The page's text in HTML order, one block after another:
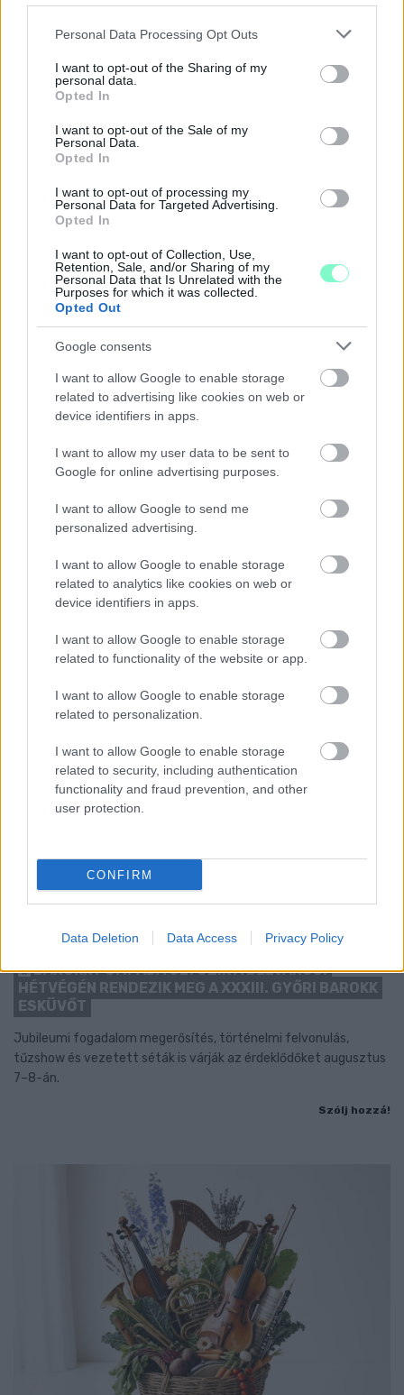
Please note that this website/app uses one or more Google
not limited to your visit or usage behaviour. You may click to
grant or deny consent to Google and its third-party tags to
use your data for below specified purposes in below Google
consent section.
Personal Data Processing Opt Outs
I want to opt-out of the Sharing of my
personal data.
Opted In
I want to opt-out of the Sale of my
Personal Data.
Opted In
I want to opt-out of processing my
Personal Data for Targeted Advertising.
Opted In
I want to opt-out of Collection, Use,
Retention, Sale, and/or Sharing of my
Personal Data that Is Unrelated with the
Purposes for which it was collected.
Opted Out
Google consents
I want to allow Google to enable storage
related to advertising like cookies on web or
device identifiers in apps.
I want to allow my user data to be sent to
Google for online advertising purposes.
I want to allow Google to send me
personalized advertising.
I want to allow Google to enable storage
related to analytics like cookies on web or
device identifiers in apps.
I want to allow Google to enable storage
related to functionality of the website or app.
I want to allow Google to enable storage
related to personalization.
I want to allow Google to enable storage
related to security, including authentication
functionality and fraud prevention, and other
user protection.
CONFIRM
Data Deletion Data Access Privacy Policy
A BAROKK ÖSSZES ÁRNYALATA ÉS MÉG EGY SOR
GYŐRBEN
Középpontban a hagyományőrzés, de lesz Pogány Induló és
Majka koncert, jóga szeánsz, “borhajózás” és egy csomó minden
ENERGIATAKARÉKOSSÁG: KORÁBBAN KEZDŐDIK
A GYŐRI AUDI ETO KC PÉNTEKI FELKÉSZÜLÉSI
MÉRKŐZÉSE
Az energiaellátás tehermentesítése érdekében másfél órával
előrébb hozták a Brest Bretagne Handball elleni találkozó
kezdését.
1 hozzászólás
BAROKK POMPÁBA ÖLTÖZIK A BELVÁROS:
HÉTVÉGÉN RENDEZIK MEG A XXXIII. GYŐRI BAROKK
ESKÜVŐT
Jubileumi fogadalom megerősítés, történelmi felvonulás,
tűzshow és vezetett séták is várják az érdeklődőket augusztus
7–8-án.
Szólj hozzá!